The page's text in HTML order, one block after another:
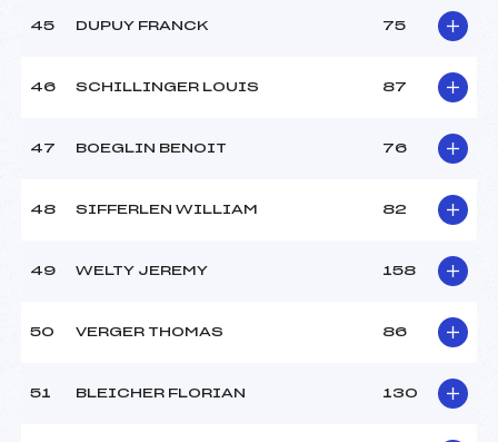
45 DUPUY FRANCK 75
46 SCHILLINGER LOUIS 87
47 BOEGLIN BENOIT 76
48 SIFFERLEN WILLIAM 82
49 WELTY JEREMY 158
50 VERGER THOMAS 86
51 BLEICHER FLORIAN 130